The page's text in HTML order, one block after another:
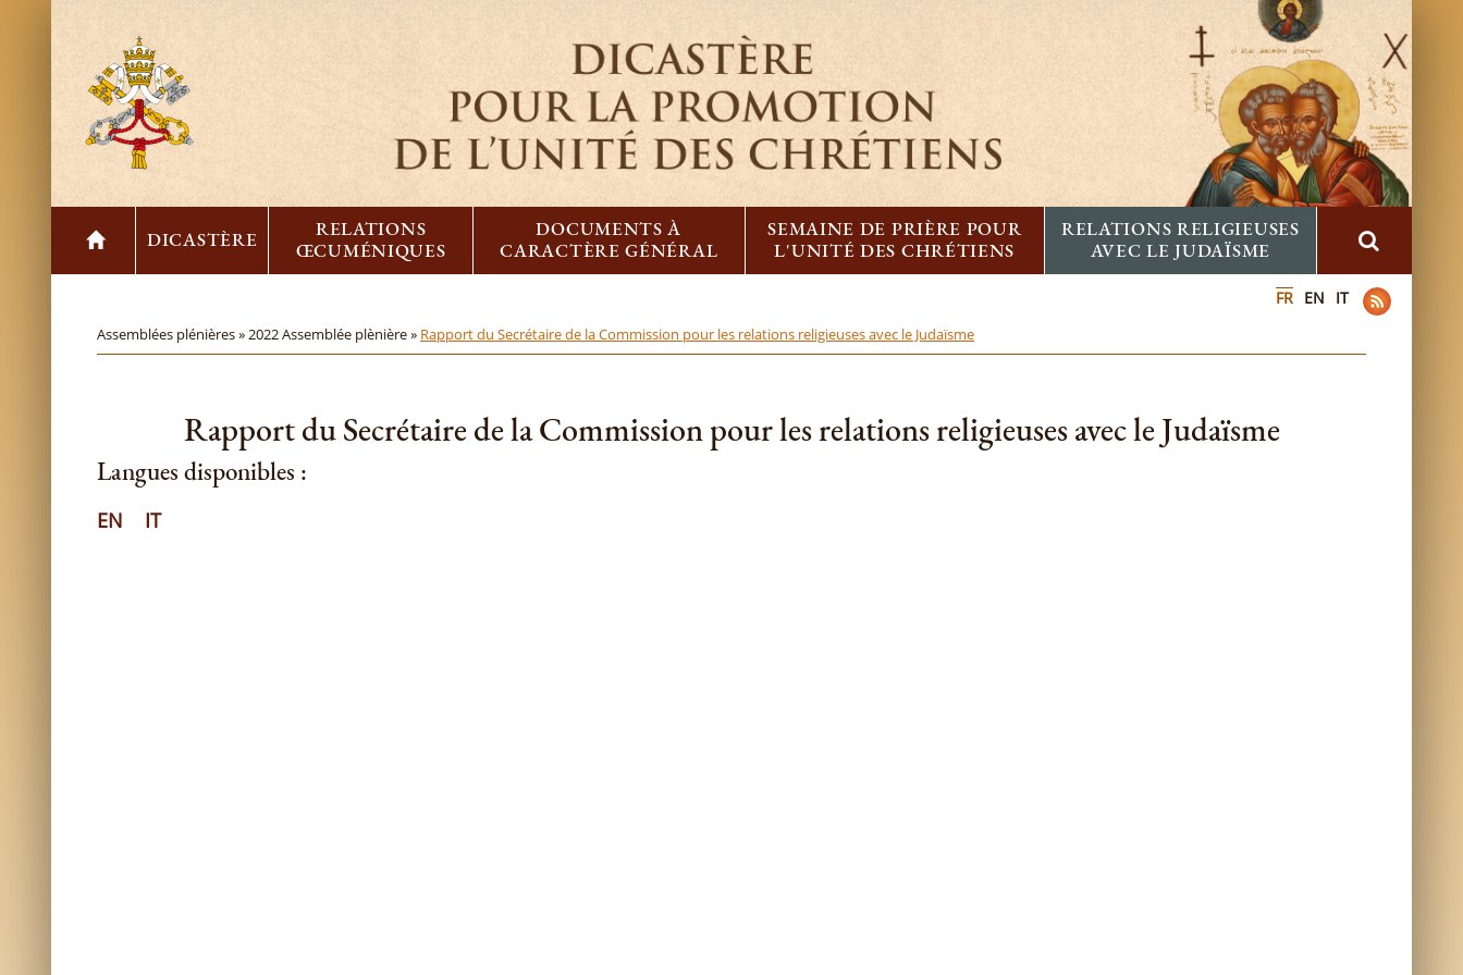
DICASTÈRE
RELATIONS
ŒCUMÉNIQUES
DOCUMENTS À
CARACTÈRE GÉNÉRAL
SEMAINE DE PRIÈRE POUR
L'UNITÉ DES CHRÉTIENS
RELATIONS RELIGIEUSES
AVEC LE JUDAÏSME
FR EN IT
Assemblées plénières »2022 Assemblée plènière » Rapport du Secrétaire de la Commission pour les relations religieuses avec le Judaïsme
Rapport du Secrétaire de la Commission pour les relations religieuses avec le Judaïsme
Langues disponibles :
EN IT